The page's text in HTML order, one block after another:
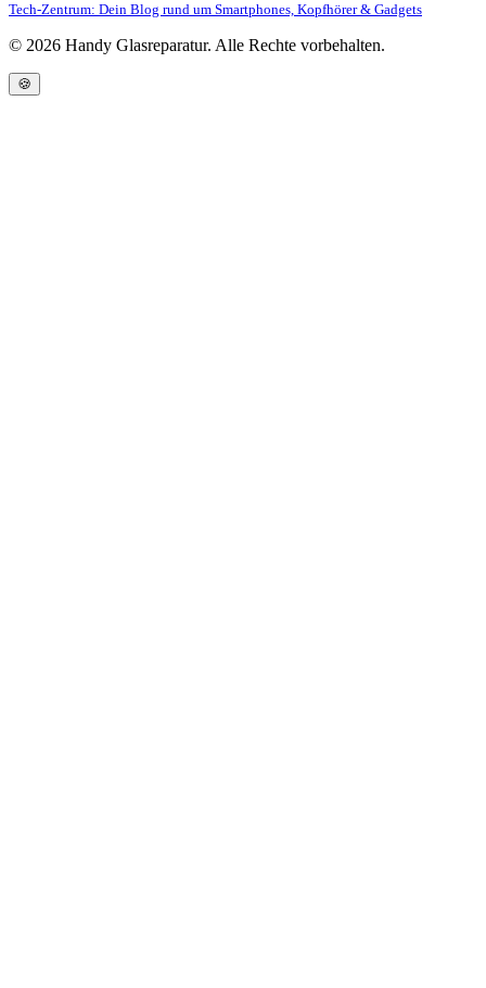
Tech-Zentrum: Dein Blog rund um Smartphones, Kopfhörer & Gadgets
© 2026 Handy Glasreparatur. Alle Rechte vorbehalten.
🍪